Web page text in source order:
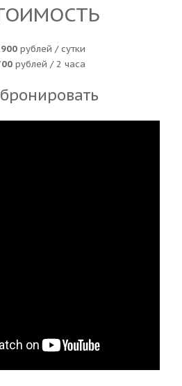
рублей / сутки
рублей / 2 часа